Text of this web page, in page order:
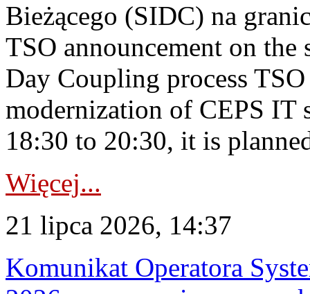
Bieżącego (SIDC) na
TSO announcement on
Day Coupling process
modernization of CEPS IT
18:30 to 20:30, it is
Więcej...
21 lipca 2026, 14:37
Komunikat Operatora